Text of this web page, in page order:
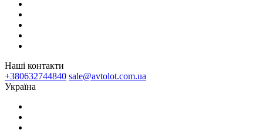
Наші контакти
+380632744840 sale@avtolot.com.ua
Українa